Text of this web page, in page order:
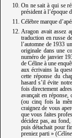
On ne sait à qui se
président à l’époque
Célèbre marque
Aragon avait assez
traduction en russe
l’automne de 1933
originale dans une
numéro de janvier
de Céline à une
aux écrivains la
cette réponse du
hasard s’il évite
fois directement
avançait en réponse,
(ou cinq fois la
craignez de vous
que vous faites
décidez pas, au
puis détachait pour
preniez parti » (